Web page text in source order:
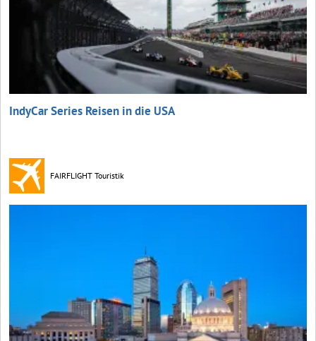
IndyCar Series Reisen in die USA
FAIRFLIGHT Touristik